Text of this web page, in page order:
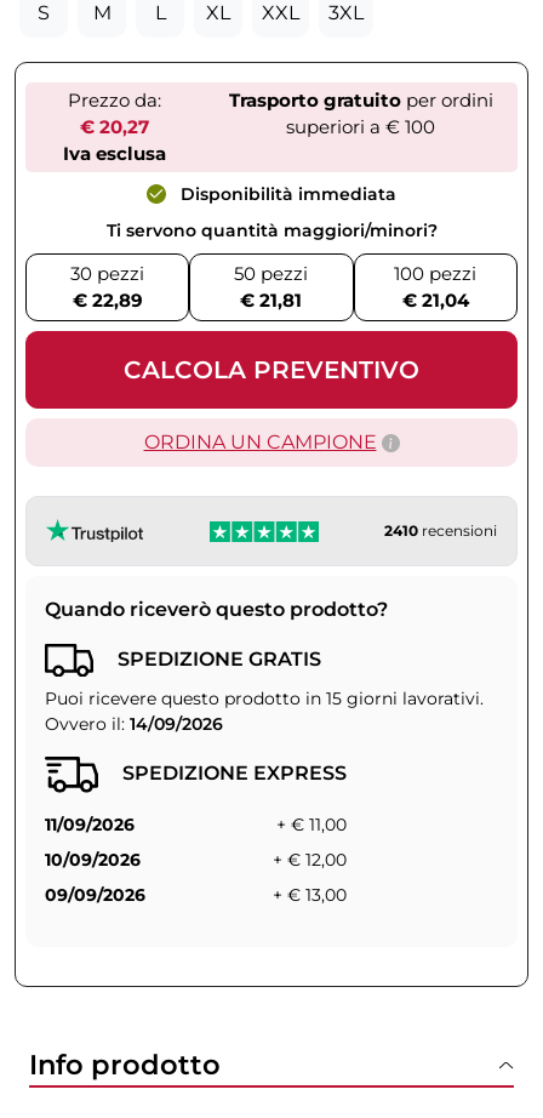
S M L XL XXL 3XL
Prezzo da:
€ 20,27
Iva esclusa
Trasporto gratuitoper ordini
superiori a € 100
Disponibilità immediata
Ti servono quantità maggiori/minori?
30 pezzi
€ 22,89
50 pezzi
€ 21,81
100 pezzi
€ 21,04
CALCOLA PREVENTIVO
ORDINA UN CAMPIONE
2410 recensioni
Quando riceverò questo prodotto?
SPEDIZIONE GRATIS
Puoi ricevere questo prodotto in 15 giorni lavorativi.
Ovvero il: 14/09/2026
SPEDIZIONE EXPRESS
11/09/2026
+ € 11,00
10/09/2026
+ € 12,00
09/09/2026
+ € 13,00
Info prodotto